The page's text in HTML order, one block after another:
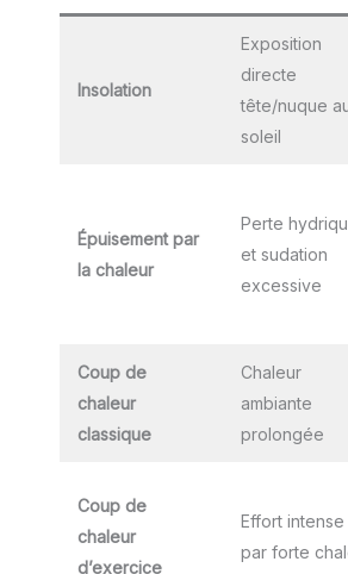
Insolation
Exposition
directe
tête/nuque
soleil
Épuisement par
la chaleur
Perte
et sudation
excessive
Coup de
chaleur
classique
Chaleur
ambiante
prolongée
Coup de
chaleur
d’exercice
Effort intense
par forte